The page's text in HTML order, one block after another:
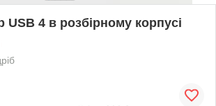
USB 4 в розбірному корпусі